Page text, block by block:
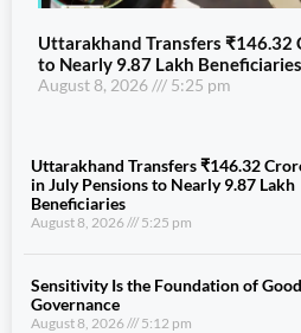
Uttarakhand Transfers ₹146.32
to Nearly 9.87 Lakh Beneficiaries
August 8, 2026 5:25 pm
Uttarakhand Transfers ₹146.32
in July Pensions to Nearly 9.87 Lakh
Beneficiaries
August 8, 2026 5:25 pm
Sensitivity Is the Foundation of Good
Governance
August 8, 2026 5:12 pm